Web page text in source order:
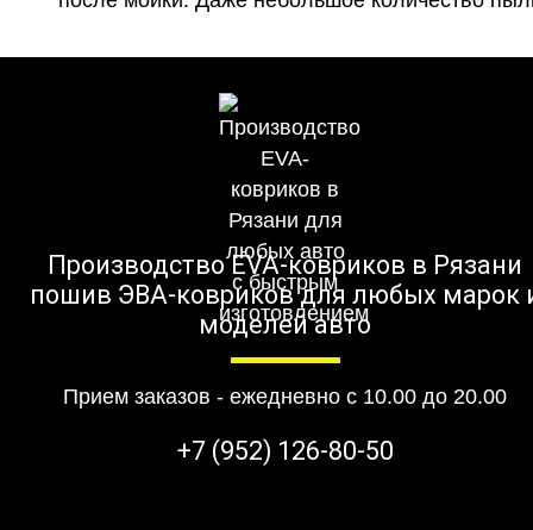
Производство EVA-ковриков в Рязани
пошив ЭВА-ковриков для любых марок
моделей авто
Прием заказов - ежедневно с 10.00 до 20.00
+7 (952) 126-80-50